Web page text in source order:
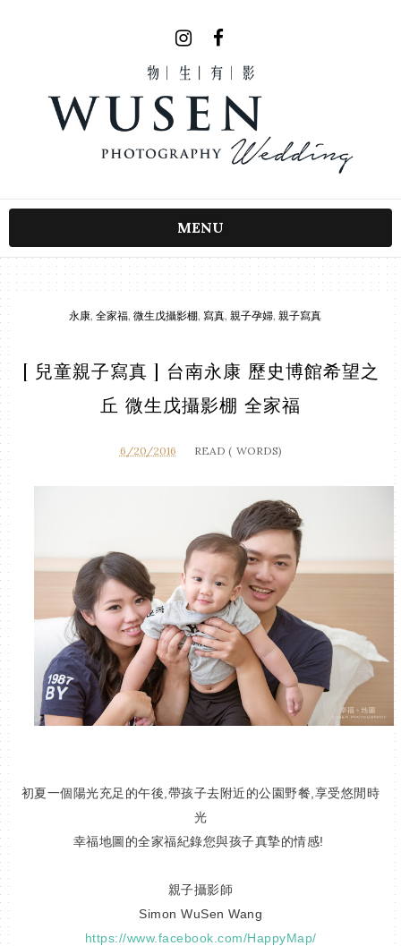
MENU
永康 全家福 微生戊攝影棚 寫真 親子孕婦 親子寫真
[ 兒童親子寫真 ] 台南永康 歷史博館希望之
丘 微生戊攝影棚 全家福
6/20/2016 READ ( WORDS)
初夏一個陽光充足的午後,帶孩子去附近的公園野餐,享受悠閒時
光
幸福地圖的全家福紀錄您與孩子真摯的情感!
親子攝影師
Simon WuSen Wang
https://www.facebook.com/HappyMap/